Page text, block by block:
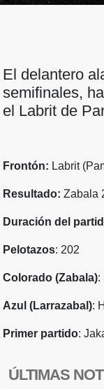
El delantero
semifinales,
el Labrit de
Frontón: Labrit
Resultado: Zabala
Duración del
Pelotazos: 202
Colorado (Zabala):
Azul (Larrazabal):
Primer partido:
ÚLTIMAS